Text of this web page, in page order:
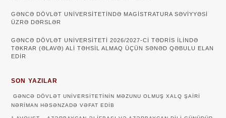
GƏNCƏ DÖVLƏT UNIVERSITETINDƏ MAGISTRATURA SƏVIYYƏSI
ÜZRƏ DƏRSLƏR
GƏNCƏ DÖVLƏT UNİVERSİTETİ 2026/2027-Cİ TƏDRİS İLİNDƏ
TƏKRAR (ƏLAVƏ) ALİ TƏHSİL ALMAQ ÜÇÜN SƏNƏD QƏBULU ELAN
EDİR
SON YAZILAR
GƏNCƏ DÖVLƏT UNIVERSITETININ MƏZUNU OLMUŞ XALQ ŞAIRI
NƏRIMAN HƏSƏNZADƏ VƏFAT EDIB